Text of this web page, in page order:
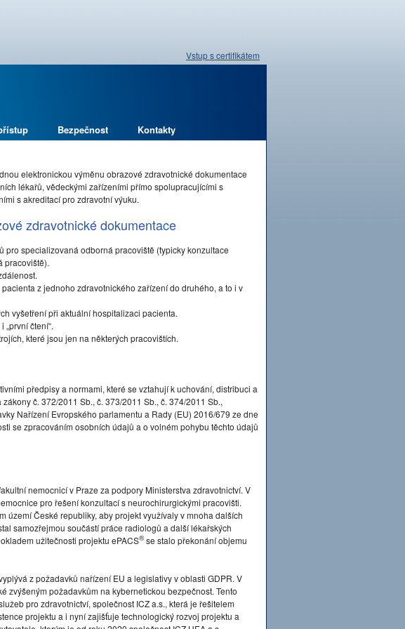
Vstup s certifikátem
Bezpečnost Kontakty
elektronickou výměnu obrazové zdravotnické dokumentace
lékařů, vědeckými zařízeními přímo spolupracujícími s
s akreditací pro zdravotní výuku.
zdravotnické dokumentace
pro specializovaná odborná pracoviště (typicky konzultace
pracoviště).
z jednoho zdravotnického zařízení do druhého, a to i v
vyšetření při aktuální hospitalizaci pacienta.
„první čtení“.
které jsou jen na některých pracovištích.
předpisy a normami, které se vztahují k uchování, distribuci a
č. 372/2011 Sb., č. 373/2011 Sb., č. 374/2011 Sb.,
Nařízení Evropského parlamentu a Rady (EU) 2016/679 ze dne
se zpracováním osobních údajů a o volném pohybu těchto údajů
nemocnicí v Praze za podpory Ministerstva zdravotnictví. V
pro řešení konzultací s neurochirurgickými pracovišti.
území České republiky, aby projekt využívaly v mnoha dalších
samozřejmou součástí práce radiologů a další lékařských
užitečnosti projektu ePACS®se stalo překonání objemu
z požadavků nařízení EU a legislativy v oblasti GDPR. V
zvýšeným požadavkům na kybernetickou bezpečnost. Tento
pro zdravotnictví, společnost ICZ a.s., která je řešitelem
projektu a i nyní zajišťuje technologický rozvoj projektu a